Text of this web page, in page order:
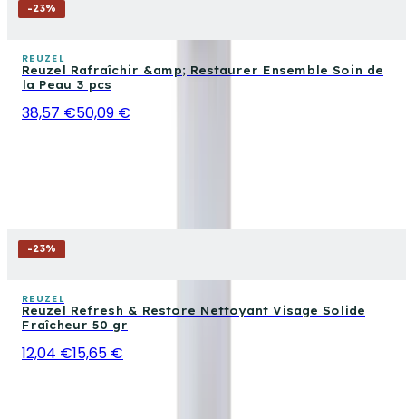
-23%
REUZEL
Reuzel Rafraîchir &amp; Restaurer Ensemble Soin de
la Peau 3 pcs
38,57 €50,09 €
-23%
REUZEL
Reuzel Refresh & Restore Nettoyant Visage Solide
Fraîcheur 50 gr
12,04 €15,65 €